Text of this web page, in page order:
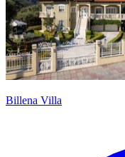
Billena Villa